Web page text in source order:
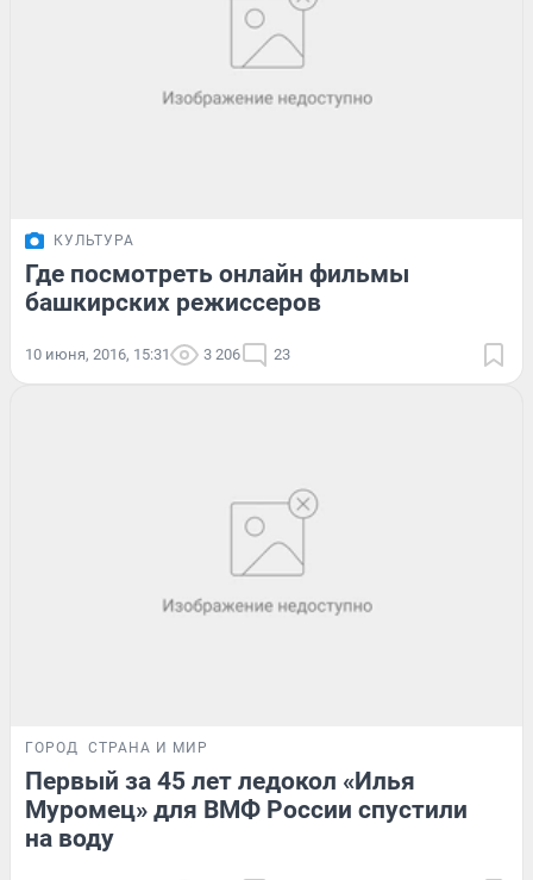
КУЛЬТУРА
Где посмотреть онлайн фильмы
башкирских режиссеров
10 июня, 2016, 15:31 3 206 23
ГОРОД СТРАНА И МИР
Первый за 45 лет ледокол «Илья
Муромец» для ВМФ России спустили
на воду